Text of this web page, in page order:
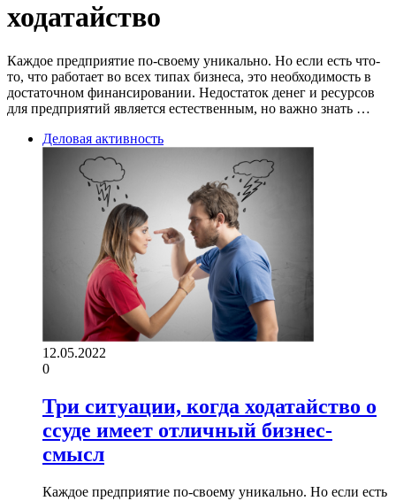
ходатайство
Каждое предприятие по-своему уникально. Но если есть что-
то, что работает во всех типах бизнеса, это необходимость в
достаточном финансировании. Недостаток денег и ресурсов
для предприятий является естественным, но важно знать …
Деловая активность
12.05.2022
0
Три ситуации, когда ходатайство о
ссуде имеет отличный бизнес-
смысл
Каждое предприятие по-своему уникально. Но если есть